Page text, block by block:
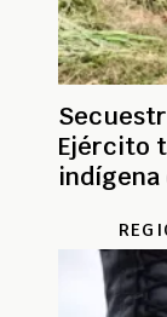
Ejército
indígena